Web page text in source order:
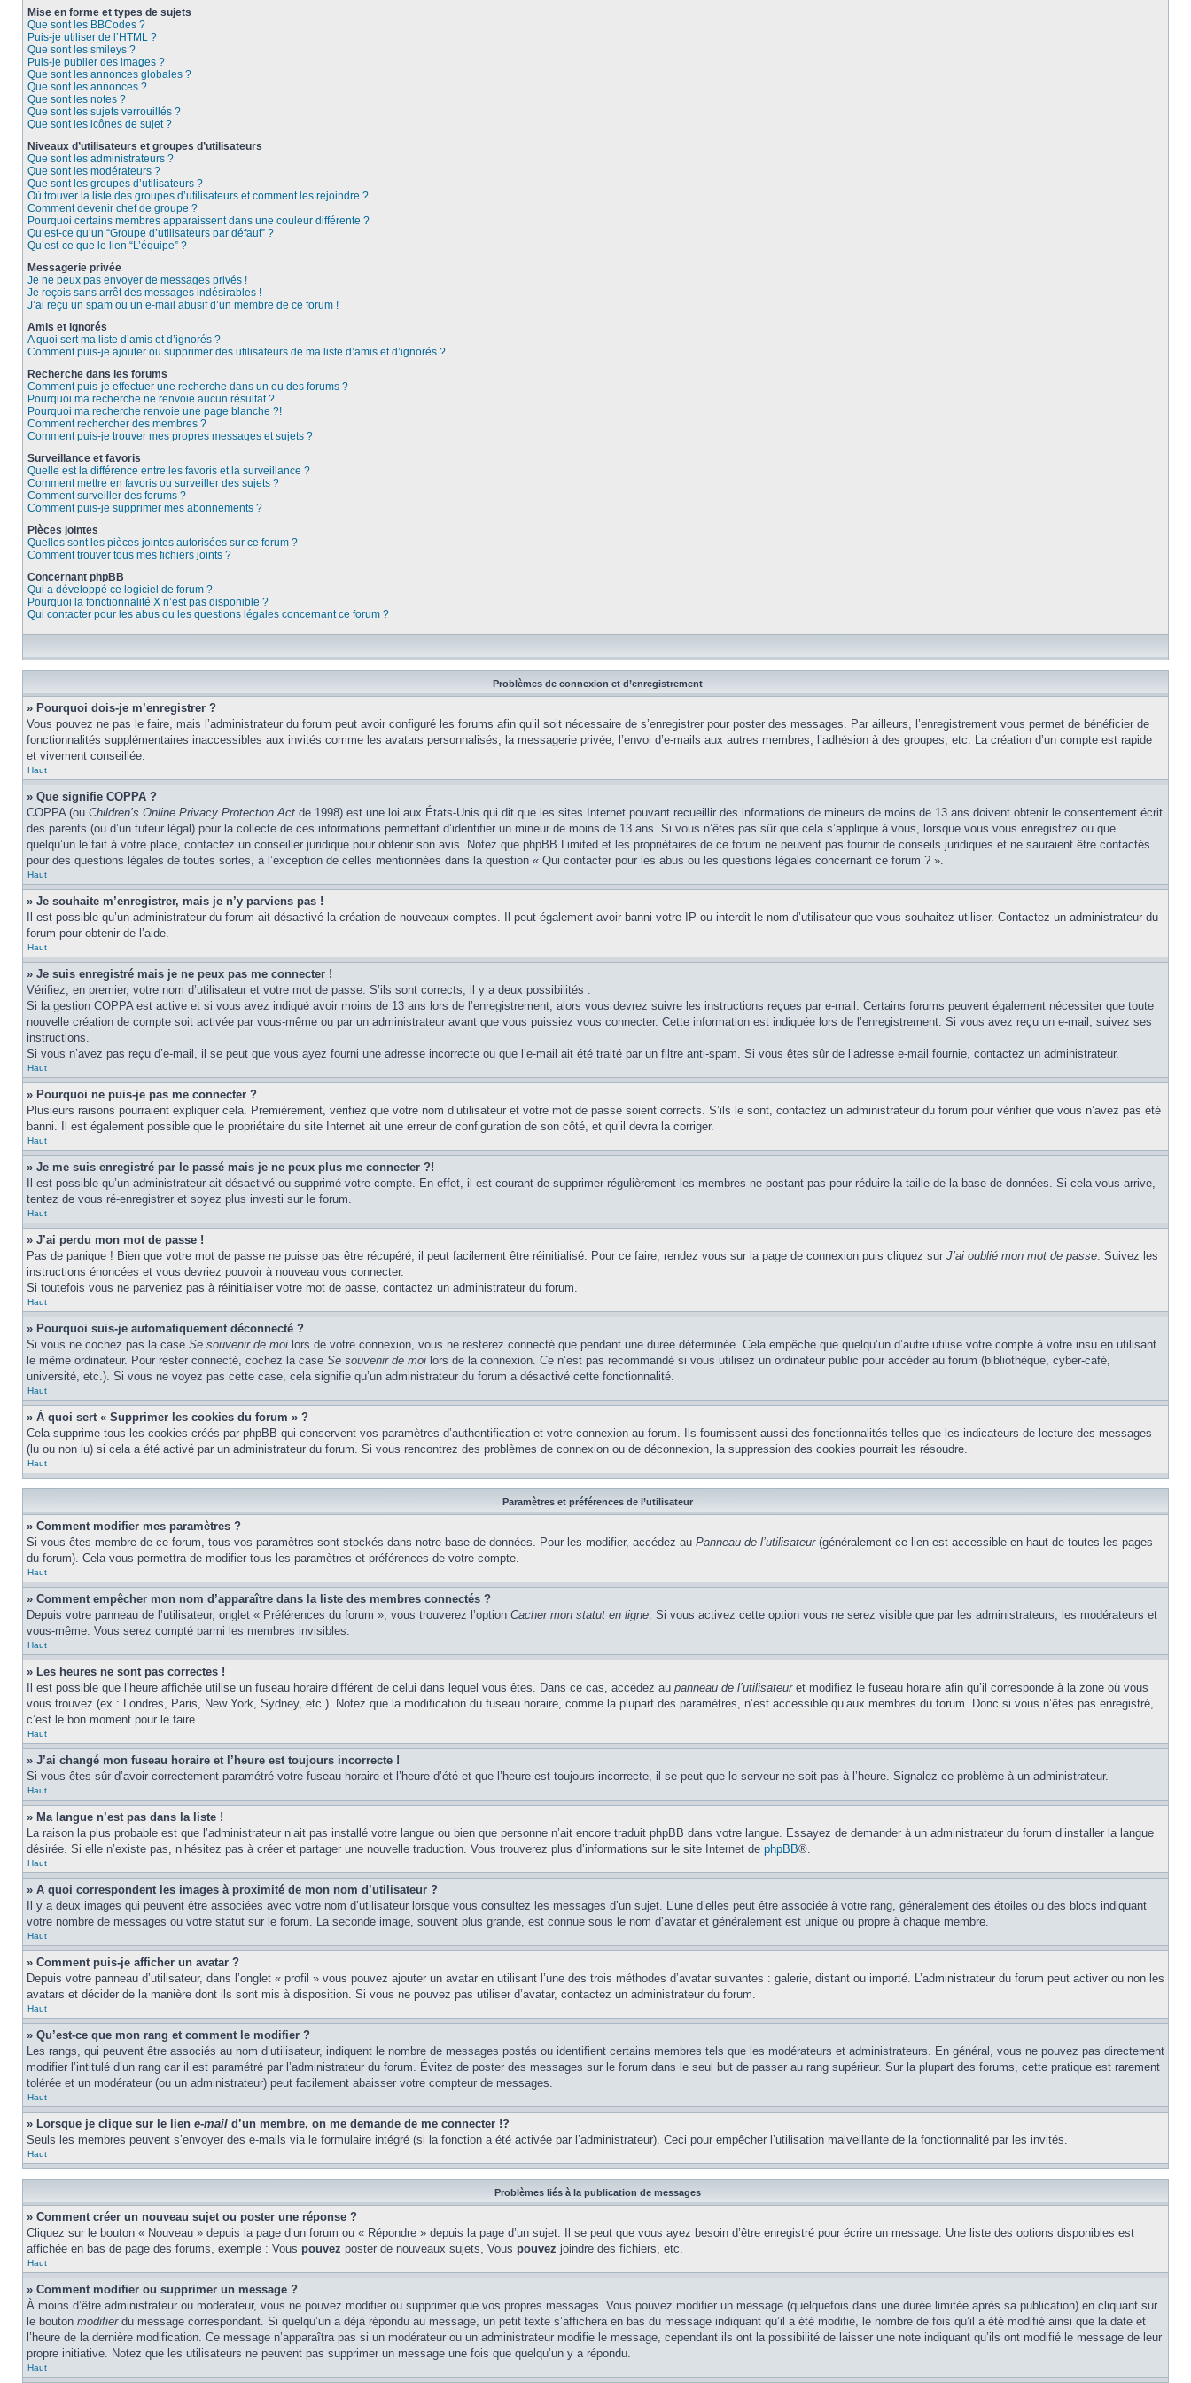
Mise en forme et types de sujets
Que sont les BBCodes ?
Puis-je utiliser de l’HTML ?
Que sont les smileys ?
Puis-je publier des images ?
Que sont les annonces globales ?
Que sont les annonces ?
Que sont les notes ?
Que sont les sujets verrouillés ?
Que sont les icônes de sujet ?
Niveaux d’utilisateurs et groupes d’utilisateurs
Que sont les administrateurs ?
Que sont les modérateurs ?
Que sont les groupes d’utilisateurs ?
Où trouver la liste des groupes d’utilisateurs et comment les rejoindre ?
Comment devenir chef de groupe ?
Pourquoi certains membres apparaissent dans une couleur différente ?
Qu’est-ce qu’un “Groupe d’utilisateurs par défaut” ?
Qu’est-ce que le lien “L’équipe” ?
Messagerie privée
Je ne peux pas envoyer de messages privés !
Je reçois sans arrêt des messages indésirables !
J’ai reçu un spam ou un e-mail abusif d’un membre de ce forum !
Amis et ignorés
A quoi sert ma liste d’amis et d’ignorés ?
Comment puis-je ajouter ou supprimer des utilisateurs de ma liste d’amis et d’ignorés ?
Recherche dans les forums
Comment puis-je effectuer une recherche dans un ou des forums ?
Pourquoi ma recherche ne renvoie aucun résultat ?
Pourquoi ma recherche renvoie une page blanche ?!
Comment rechercher des membres ?
Comment puis-je trouver mes propres messages et sujets ?
Surveillance et favoris
Quelle est la différence entre les favoris et la surveillance ?
Comment mettre en favoris ou surveiller des sujets ?
Comment surveiller des forums ?
Comment puis-je supprimer mes abonnements ?
Pièces jointes
Quelles sont les pièces jointes autorisées sur ce forum ?
Comment trouver tous mes fichiers joints ?
Concernant phpBB
Qui a développé ce logiciel de forum ?
Pourquoi la fonctionnalité X n’est pas disponible ?
Qui contacter pour les abus ou les questions légales concernant ce forum ?
Problèmes de connexion et d’enregistrement
» Pourquoi dois-je m’enregistrer ?
Vous pouvez ne pas le faire, mais l’administrateur du forum peut avoir configuré les forums afin qu’il soit nécessaire de s’enregistrer pour poster des messages. Par ailleurs, l’enregistrement vous permet de bénéficier de
fonctionnalités supplémentaires inaccessibles aux invités comme les avatars personnalisés, la messagerie privée, l’envoi d’e-mails aux autres membres, l’adhésion à des groupes, etc. La création d’un compte est rapide
et vivement conseillée.
Haut
» Que signifie COPPA ?
COPPA (ou Children’s Online Privacy Protection Act de 1998) est une loi aux États-Unis qui dit que les sites Internet pouvant recueillir des informations de mineurs de moins de 13 ans doivent obtenir le consentement écrit
des parents (ou d’un tuteur légal) pour la collecte de ces informations permettant d’identifier un mineur de moins de 13 ans. Si vous n’êtes pas sûr que cela s’applique à vous, lorsque vous vous enregistrez ou que
quelqu’un le fait à votre place, contactez un conseiller juridique pour obtenir son avis. Notez que phpBB Limited et les propriétaires de ce forum ne peuvent pas fournir de conseils juridiques et ne sauraient être contactés
pour des questions légales de toutes sortes, à l’exception de celles mentionnées dans la question « Qui contacter pour les abus ou les questions légales concernant ce forum ? ».
Haut
» Je souhaite m’enregistrer, mais je n’y parviens pas !
Il est possible qu’un administrateur du forum ait désactivé la création de nouveaux comptes. Il peut également avoir banni votre IP ou interdit le nom d’utilisateur que vous souhaitez utiliser. Contactez un administrateur du
forum pour obtenir de l’aide.
Haut
» Je suis enregistré mais je ne peux pas me connecter !
Vérifiez, en premier, votre nom d’utilisateur et votre mot de passe. S’ils sont corrects, il y a deux possibilités :
Si la gestion COPPA est active et si vous avez indiqué avoir moins de 13 ans lors de l’enregistrement, alors vous devrez suivre les instructions reçues par e-mail. Certains forums peuvent également nécessiter que toute
nouvelle création de compte soit activée par vous-même ou par un administrateur avant que vous puissiez vous connecter. Cette information est indiquée lors de l’enregistrement. Si vous avez reçu un e-mail, suivez ses
instructions.
Si vous n’avez pas reçu d’e-mail, il se peut que vous ayez fourni une adresse incorrecte ou que l’e-mail ait été traité par un filtre anti-spam. Si vous êtes sûr de l’adresse e-mail fournie, contactez un administrateur.
Haut
» Pourquoi ne puis-je pas me connecter ?
Plusieurs raisons pourraient expliquer cela. Premièrement, vérifiez que votre nom d’utilisateur et votre mot de passe soient corrects. S’ils le sont, contactez un administrateur du forum pour vérifier que vous n’avez pas été
banni. Il est également possible que le propriétaire du site Internet ait une erreur de configuration de son côté, et qu’il devra la corriger.
Haut
» Je me suis enregistré par le passé mais je ne peux plus me connecter ?!
Il est possible qu’un administrateur ait désactivé ou supprimé votre compte. En effet, il est courant de supprimer régulièrement les membres ne postant pas pour réduire la taille de la base de données. Si cela vous arrive,
tentez de vous ré-enregistrer et soyez plus investi sur le forum.
Haut
» J’ai perdu mon mot de passe !
Pas de panique ! Bien que votre mot de passe ne puisse pas être récupéré, il peut facilement être réinitialisé. Pour ce faire, rendez vous sur la page de connexion puis cliquez sur J’ai oublié mon mot de passe. Suivez les
instructions énoncées et vous devriez pouvoir à nouveau vous connecter.
Si toutefois vous ne parveniez pas à réinitialiser votre mot de passe, contactez un administrateur du forum.
Haut
» Pourquoi suis-je automatiquement déconnecté ?
Si vous ne cochez pas la case Se souvenir de moi lors de votre connexion, vous ne resterez connecté que pendant une durée déterminée. Cela empêche que quelqu’un d’autre utilise votre compte à votre insu en utilisant
le même ordinateur. Pour rester connecté, cochez la case Se souvenir de moi lors de la connexion. Ce n’est pas recommandé si vous utilisez un ordinateur public pour accéder au forum (bibliothèque, cyber-café,
université, etc.). Si vous ne voyez pas cette case, cela signifie qu’un administrateur du forum a désactivé cette fonctionnalité.
Haut
» À quoi sert « Supprimer les cookies du forum » ?
Cela supprime tous les cookies créés par phpBB qui conservent vos paramètres d’authentification et votre connexion au forum. Ils fournissent aussi des fonctionnalités telles que les indicateurs de lecture des messages
(lu ou non lu) si cela a été activé par un administrateur du forum. Si vous rencontrez des problèmes de connexion ou de déconnexion, la suppression des cookies pourrait les résoudre.
Haut
Paramètres et préférences de l’utilisateur
» Comment modifier mes paramètres ?
Si vous êtes membre de ce forum, tous vos paramètres sont stockés dans notre base de données. Pour les modifier, accédez au Panneau de l’utilisateur(généralement ce lien est accessible en haut de toutes les pages
du forum). Cela vous permettra de modifier tous les paramètres et préférences de votre compte.
Haut
» Comment empêcher mon nom d’apparaître dans la liste des membres connectés ?
Depuis votre panneau de l’utilisateur, onglet « Préférences du forum », vous trouverez l’option Cacher mon statut en ligne. Si vous activez cette option vous ne serez visible que par les administrateurs, les modérateurs et
vous-même. Vous serez compté parmi les membres invisibles.
Haut
» Les heures ne sont pas correctes !
Il est possible que l’heure affichée utilise un fuseau horaire différent de celui dans lequel vous êtes. Dans ce cas, accédez au panneau de l’utilisateuret modifiez le fuseau horaire afin qu’il corresponde à la zone où vous
vous trouvez (ex : Londres, Paris, New York, Sydney, etc.). Notez que la modification du fuseau horaire, comme la plupart des paramètres, n’est accessible qu’aux membres du forum. Donc si vous n’êtes pas enregistré,
c’est le bon moment pour le faire.
Haut
» J’ai changé mon fuseau horaire et l’heure est toujours incorrecte !
Si vous êtes sûr d’avoir correctement paramétré votre fuseau horaire et l’heure d’été et que l’heure est toujours incorrecte, il se peut que le serveur ne soit pas à l’heure. Signalez ce problème à un administrateur.
Haut
» Ma langue n’est pas dans la liste !
La raison la plus probable est que l’administrateur n’ait pas installé votre langue ou bien que personne n’ait encore traduit phpBB dans votre langue. Essayez de demander à un administrateur du forum d’installer la langue
désirée. Si elle n’existe pas, n’hésitez pas à créer et partager une nouvelle traduction. Vous trouverez plus d’informations sur le site Internet de phpBB®.
Haut
» A quoi correspondent les images à proximité de mon nom d’utilisateur ?
Il y a deux images qui peuvent être associées avec votre nom d’utilisateur lorsque vous consultez les messages d’un sujet. L’une d’elles peut être associée à votre rang, généralement des étoiles ou des blocs indiquant
votre nombre de messages ou votre statut sur le forum. La seconde image, souvent plus grande, est connue sous le nom d’avatar et généralement est unique ou propre à chaque membre.
Haut
» Comment puis-je afficher un avatar ?
Depuis votre panneau d’utilisateur, dans l’onglet « profil » vous pouvez ajouter un avatar en utilisant l’une des trois méthodes d’avatar suivantes : galerie, distant ou importé. L’administrateur du forum peut activer ou non les
avatars et décider de la manière dont ils sont mis à disposition. Si vous ne pouvez pas utiliser d’avatar, contactez un administrateur du forum.
Haut
» Qu’est-ce que mon rang et comment le modifier ?
Les rangs, qui peuvent être associés au nom d’utilisateur, indiquent le nombre de messages postés ou identifient certains membres tels que les modérateurs et administrateurs. En général, vous ne pouvez pas directement
modifier l’intitulé d’un rang car il est paramétré par l’administrateur du forum. Évitez de poster des messages sur le forum dans le seul but de passer au rang supérieur. Sur la plupart des forums, cette pratique est rarement
tolérée et un modérateur (ou un administrateur) peut facilement abaisser votre compteur de messages.
Haut
» Lorsque je clique sur le lien e-mail d’un membre, on me demande de me connecter !?
Seuls les membres peuvent s’envoyer des e-mails via le formulaire intégré (si la fonction a été activée par l’administrateur). Ceci pour empêcher l’utilisation malveillante de la fonctionnalité par les invités.
Haut
Problèmes liés à la publication de messages
» Comment créer un nouveau sujet ou poster une réponse ?
Cliquez sur le bouton « Nouveau » depuis la page d’un forum ou « Répondre » depuis la page d’un sujet. Il se peut que vous ayez besoin d’être enregistré pour écrire un message. Une liste des options disponibles est
affichée en bas de page des forums, exemple : Vous pouvez poster de nouveaux sujets, Vous pouvez joindre des fichiers, etc.
Haut
» Comment modifier ou supprimer un message ?
À moins d’être administrateur ou modérateur, vous ne pouvez modifier ou supprimer que vos propres messages. Vous pouvez modifier un message (quelquefois dans une durée limitée après sa publication) en cliquant sur
le bouton modifierdu message correspondant. Si quelqu’un a déjà répondu au message, un petit texte s’affichera en bas du message indiquant qu’il a été modifié, le nombre de fois qu’il a été modifié ainsi que la date et
l’heure de la dernière modification. Ce message n’apparaîtra pas si un modérateur ou un administrateur modifie le message, cependant ils ont la possibilité de laisser une note indiquant qu’ils ont modifié le message de leur
propre initiative. Notez que les utilisateurs ne peuvent pas supprimer un message une fois que quelqu’un y a répondu.
Haut